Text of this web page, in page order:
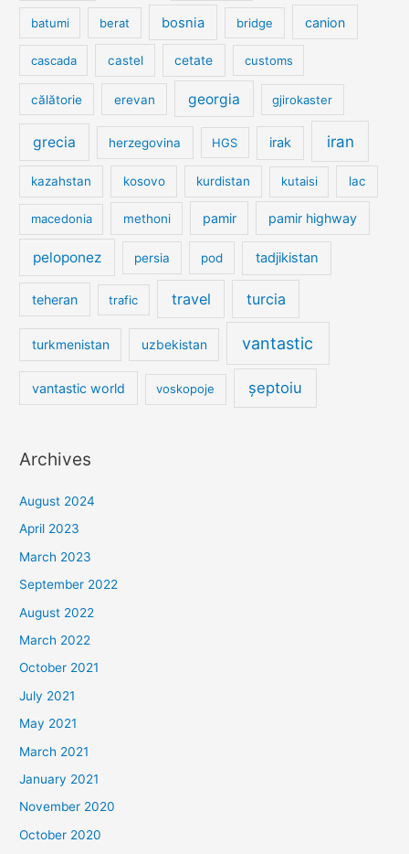
batumi berat bosnia bridge canion
cascada castel cetate customs
călătorie erevan georgia gjirokaster
grecia herzegovina HGS irak iran
kazahstan kosovo kurdistan kutaisi lac
macedonia methoni pamir pamir highway
peloponez persia pod tadjikistan
teheran trafic travel turcia
turkmenistan uzbekistan vantastic
vantastic world voskopoje șeptoiu
Archives
August 2024
April 2023
March 2023
September 2022
August 2022
March 2022
October 2021
July 2021
May 2021
March 2021
January 2021
November 2020
October 2020